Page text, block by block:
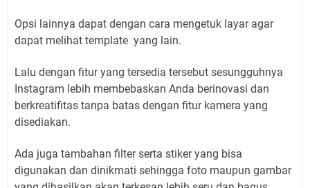
Opsi lainnya dapat dengan cara mengetuk layar agar
dapat melihat template yang lain.
Lalu dengan fitur yang tersedia tersebut sesungguhnya
Instagram lebih membebaskan Anda berinovasi dan
berkreatifitas tanpa batas dengan fitur kamera yang
disediakan.
Ada juga tambahan filter serta stiker yang bisa
digunakan dan dinikmati sehingga foto maupun gambar